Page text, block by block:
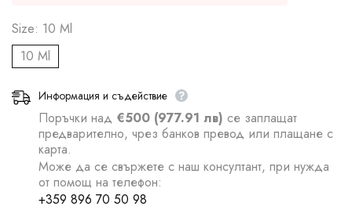
Size: 10 Ml
10 Ml
Информация и съдействие
Поръчки над €500 (977.91 лв) се заплащат
предварително, чрез банков превод или плащане с
карта.
Може да се свържете с наш консултант, при нужда
от помощ на телефон:
+359 896 70 50 98